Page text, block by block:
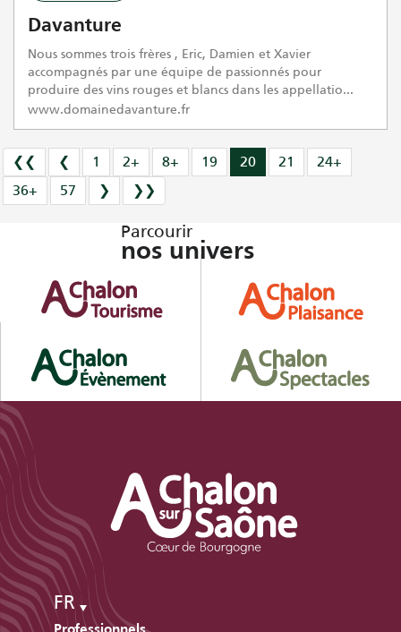
Davanture
Nous sommes trois frères , Eric, Damien et Xavier
accompagnés par une équipe de passionnés pour
produire des vins rouges et blancs dans les appellatio...
www.domainedavanture.fr
❮❮ ❮ 1 2+ 8+ 19 20 21
24+
36+
57 ❯ ❯❯
Parcourir
nos univers
FR